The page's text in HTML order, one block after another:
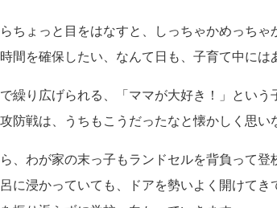
ちょっと目をはなすと、しっちゃかめっち
間を確保したい、なんて日も、子育て中には
繰り広げられる、「ママが大好き！」とい
防戦は、うちもこうだったなと懐かしく思い
、わが家の末っ子もランドセルを背負って
に浸かっていても、ドアを勢いよく開けて